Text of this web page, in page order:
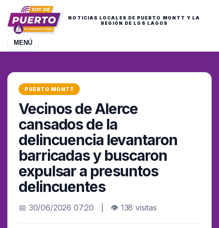
NOTICIAS LOCALES DE PUERTO MONTT Y LA
REGIÓN DE LOS LAGOS
MENÚ
PUERTO MONTT
Vecinos de Alerce
cansados de la
delincuencia levantaron
barricadas y buscaron
expulsar a presuntos
delincuentes
📅 30/06/2026 07:20 | 👁 138 visitas